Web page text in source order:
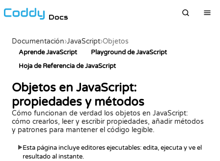
Docs
Documentación›JavaScript›Objetos
Aprende JavaScript
Playground de JavaScript
Hoja de Referencia de JavaScript
Objetos en JavaScript:
propiedades y métodos
Cómo funcionan de verdad los objetos en JavaScript:
cómo crearlos, leer y escribir propiedades, añadir métodos
y patrones para mantener el código legible.
▶Esta página incluye editores ejecutables: edita, ejecuta y ve el
resultado al instante.